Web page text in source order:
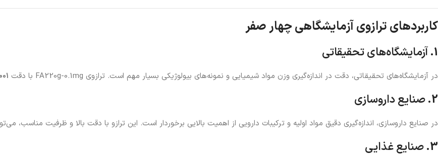
کاربردهای ترازوی آزمایشگاهی چهار صفر
1. آزمایشگاه‌های تحقیقاتی
در آزمایشگاه‌های تحقیقاتی، دقت در اندازه‌گیری وزن مواد شیمیایی و نمونه‌های بیولوژیکی بسیار مهم است. ترازوی FA220g-0.1mg با دقت
2. صنایع داروسازی
در صنایع داروسازی، اندازه‌گیری دقیق مواد اولیه و ترکیبات دارویی از اهمیت بالایی برخوردار است. این ترازو با دقت بالا و ظرفیت مناسب،
3. صنایع غذایی